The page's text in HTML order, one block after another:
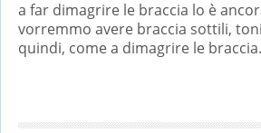
a far dimagrire le braccia lo è
vorremmo avere braccia sottili,
quindi, come a dimagrire le